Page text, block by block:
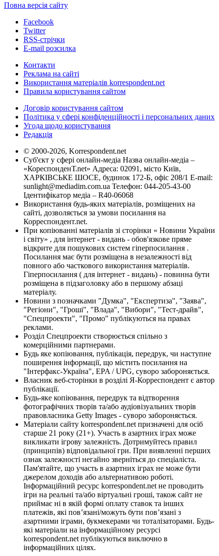
Повна версія сайту
Facebook
Twitter
RSS-стрічки
E-mail розсилка
Контакти
Реклама на сайті
Використання матеріалів korrespondent.net
Правила користування сайтом
Договір користування сайтом
Політика у сфері конфіденційності і персональних даних
Угода щодо користування
Редакція
© 2000-2026, Korrespondent.net
Суб'єкт у сфері онлайн-медіа Назва онлайн-медіа –
«КореспонденТ.net» Адреса: 02091, місто Київ,
ХАРКІВСЬКЕ ШОСЕ, будинок 172-Б, офіс 208/1 E-mail:
sunlight@mediadim.com.ua Телефон: 044-205-43-00
Ідентифікатор медіа – R40-06068
Використання будь-яких матеріалів, розміщених на
сайті, дозволяється за умови посилання на
Корреспондент.net.
При копіюванні матеріалів зі сторінки « Новини України
і світу» , для інтернет - видань - обов'язкове пряме
відкрите для пошукових систем гіперпосилання .
Посилання має бути розміщена в незалежності від
повного або часткового використання матеріалів.
Гіперпосилання ( для інтернет - видань) - повинна бути
розміщена в підзаголовку або в першому абзаці
матеріалу.
Новини з позначками "Думка", "Експертиза", "Заява",
"Регіони", "Гроші", "Влада", "Вибори", "Тест-драйв",
"Спецпроекти", "Промо" публікуються на правах
реклами.
Розділ Спецпроекти створюється спільно з
комерційними партнерами.
Будь яке копіювання, публікація, передрук, чи наступне
поширення інформації, що містить посилання на
"Інтерфакс-Україна", EPA / UPG, суворо забороняється.
Власник веб-сторінки в розділі Я-Корреспондент є автор
публікації.
Будь-яке копіювання, передрук та відтворення
фотографічних творів та/або аудіовізуальних творів
правовласника Getty Images - суворо забороняється.
Матеріали сайту korrespondent.net призначені для осіб
старше 21 року (21+). Участь в азартних іграх може
викликати ігрову залежність. Дотримуйтесь правил
(принципів) відповідальної гри. При виявленні перших
ознак залежності негайно зверніться до спеціаліста.
Пам'ятайте, що участь в азартних іграх не може бути
джерелом доходів або альтернативою роботі.
Інформаційний ресурс korrespondent.net не проводить
ігри на реальні та/або віртуальні гроші, також сайт не
приймає ні в якій формі оплату ставок та інших
платежів, які пов’язані/можуть бути пов’язані з
азартними іграми, букмекерами чи тоталізаторами. Будь-
які матеріали на інформаційному ресурсі
korrespondent.net публікуються виключно в
інформаційних цілях.